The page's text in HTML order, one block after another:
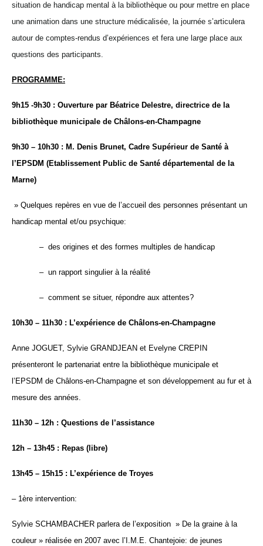
situation de handicap mental à la bibliothèque ou pour mettre en place
une animation dans une structure médicalisée, la journée s’articulera
autour de comptes-rendus d’expériences et fera une large place aux
questions des participants.
PROGRAMME:
9h15 -9h30 : Ouverture par Béatrice Delestre, directrice de la
bibliothèque municipale de Châlons-en-Champagne
9h30 – 10h30 : M. Denis Brunet, Cadre Supérieur de Santé à
l’EPSDM (Etablissement Public de Santé départemental de la
Marne)
» Quelques repères en vue de l’accueil des personnes présentant un
handicap mental et/ou psychique:
– des origines et des formes multiples de handicap
– un rapport singulier à la réalité
– comment se situer, répondre aux attentes?
10h30 – 11h30 : L’expérience de Châlons-en-Champagne
Anne JOGUET, Sylvie GRANDJEAN et Evelyne CREPIN
présenteront le partenariat entre la bibliothèque municipale et
l’EPSDM de Châlons-en-Champagne et son développement au fur et à
mesure des années.
11h30 – 12h : Questions de l’assistance
12h – 13h45 : Repas (libre)
13h45 – 15h15 : L’expérience de Troyes
– 1ère intervention:
Sylvie SCHAMBACHER parlera de l’exposition » De la graine à la
couleur » réalisée en 2007 avec l’I.M.E. Chantejoie: de jeunes